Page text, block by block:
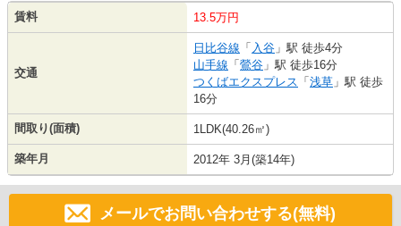
賃料 13.5万円
交通
日比谷線 「 入谷 」駅 徒歩4分
山手線 「 鶯谷 」駅 徒歩16分
つくばエクスプレス 「 浅草 」駅 徒歩
16分
間取り(面積) 1LDK(40.26㎡)
築年月 2012年 3月(築14年)
メールでお問い合わせする(無料)